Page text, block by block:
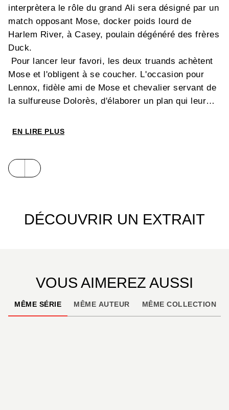
interprètera le rôle du grand Ali sera désigné par un
match opposant Mose, docker poids lourd de
Harlem River, à Casey, poulain dégénéré des frères
Duck.
Pour lancer leur favori, les deux truands achètent
Mose et l'obligent à se coucher. L'occasion pour
Lennox, fidèle ami de Mose et chevalier servant de
la sulfureuse Dolorès, d'élaborer un plan qui leur
mauvais coups
c'est le quartier tout entier qui semble se dresser
contre eux !
EN LIRE PLUS
DÉCOUVRIR UN EXTRAIT
VOUS AIMEREZ AUSSI
MÊME SÉRIE MÊME AUTEUR MÊME COLLECTION